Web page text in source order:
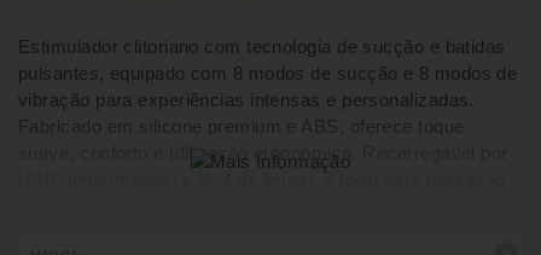
Estimulador clitoriano com tecnologia de sucção e batidas
pulsantes, equipado com 8 modos de sucção e 8 modos de
vibração para experiências intensas e personalizadas.
Fabricado em silicone premium e ABS, oferece toque
suave, conforto e utilização ergonómica. Recarregável por
USB, impermeável e fácil de limpar, é ideal para utilização